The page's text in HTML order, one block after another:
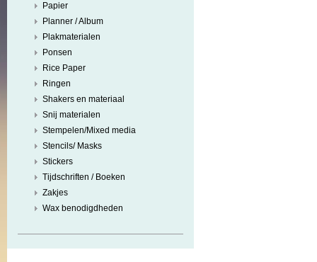
Papier
Planner / Album
Plakmaterialen
Ponsen
Rice Paper
Ringen
Shakers en materiaal
Snij materialen
Stempelen/Mixed media
Stencils/ Masks
Stickers
Tijdschriften / Boeken
Zakjes
Wax benodigdheden